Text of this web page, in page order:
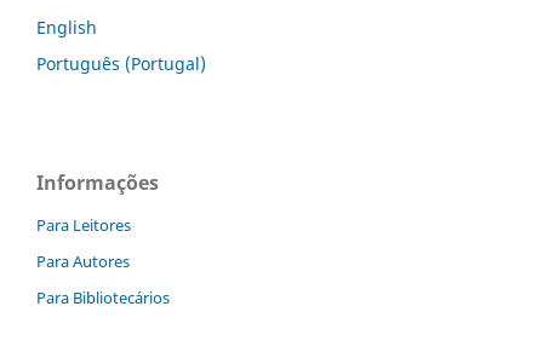
English
Português (Portugal)
Informações
Para Leitores
Para Autores
Para Bibliotecários